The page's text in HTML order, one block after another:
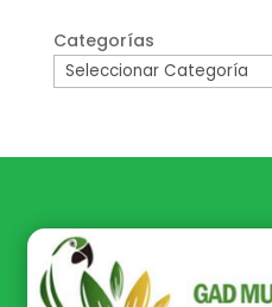
Categorías